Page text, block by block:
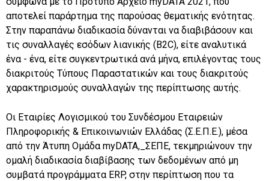
αποτελεί παράρτημα της παρούσας θεματικής ενότητας.
Στην παραπάνω διαδικασία δύνανται να διαβιβάσουν και
τις συναλλαγές εσόδων λιανικής (B2C), είτε αναλυτικά
ένα - ένα, είτε συγκεντρωτικά ανά μήνα, επιλέγοντας τους
διακριτούς Τύπους Παραστατικών και τους διακριτούς
χαρακτηρισμούς συναλλαγών της περίπτωσης αυτής.
Οι Εταιρίες Λογισμικού του Συνδέσμου Εταιρειών
Πληροφορικής & Επικοινωνιών Ελλάδας (Σ.Ε.Π.Ε.), μέσα
από την Άτυπη Ομάδα myDATA,_ΣΕΠΕ, τεκμηριώνουν την
ομαλή διαδικασία διαβίβασης των δεδομένων από μη
συμβατά προγράμματα ERP, στην περίπτωση που τα